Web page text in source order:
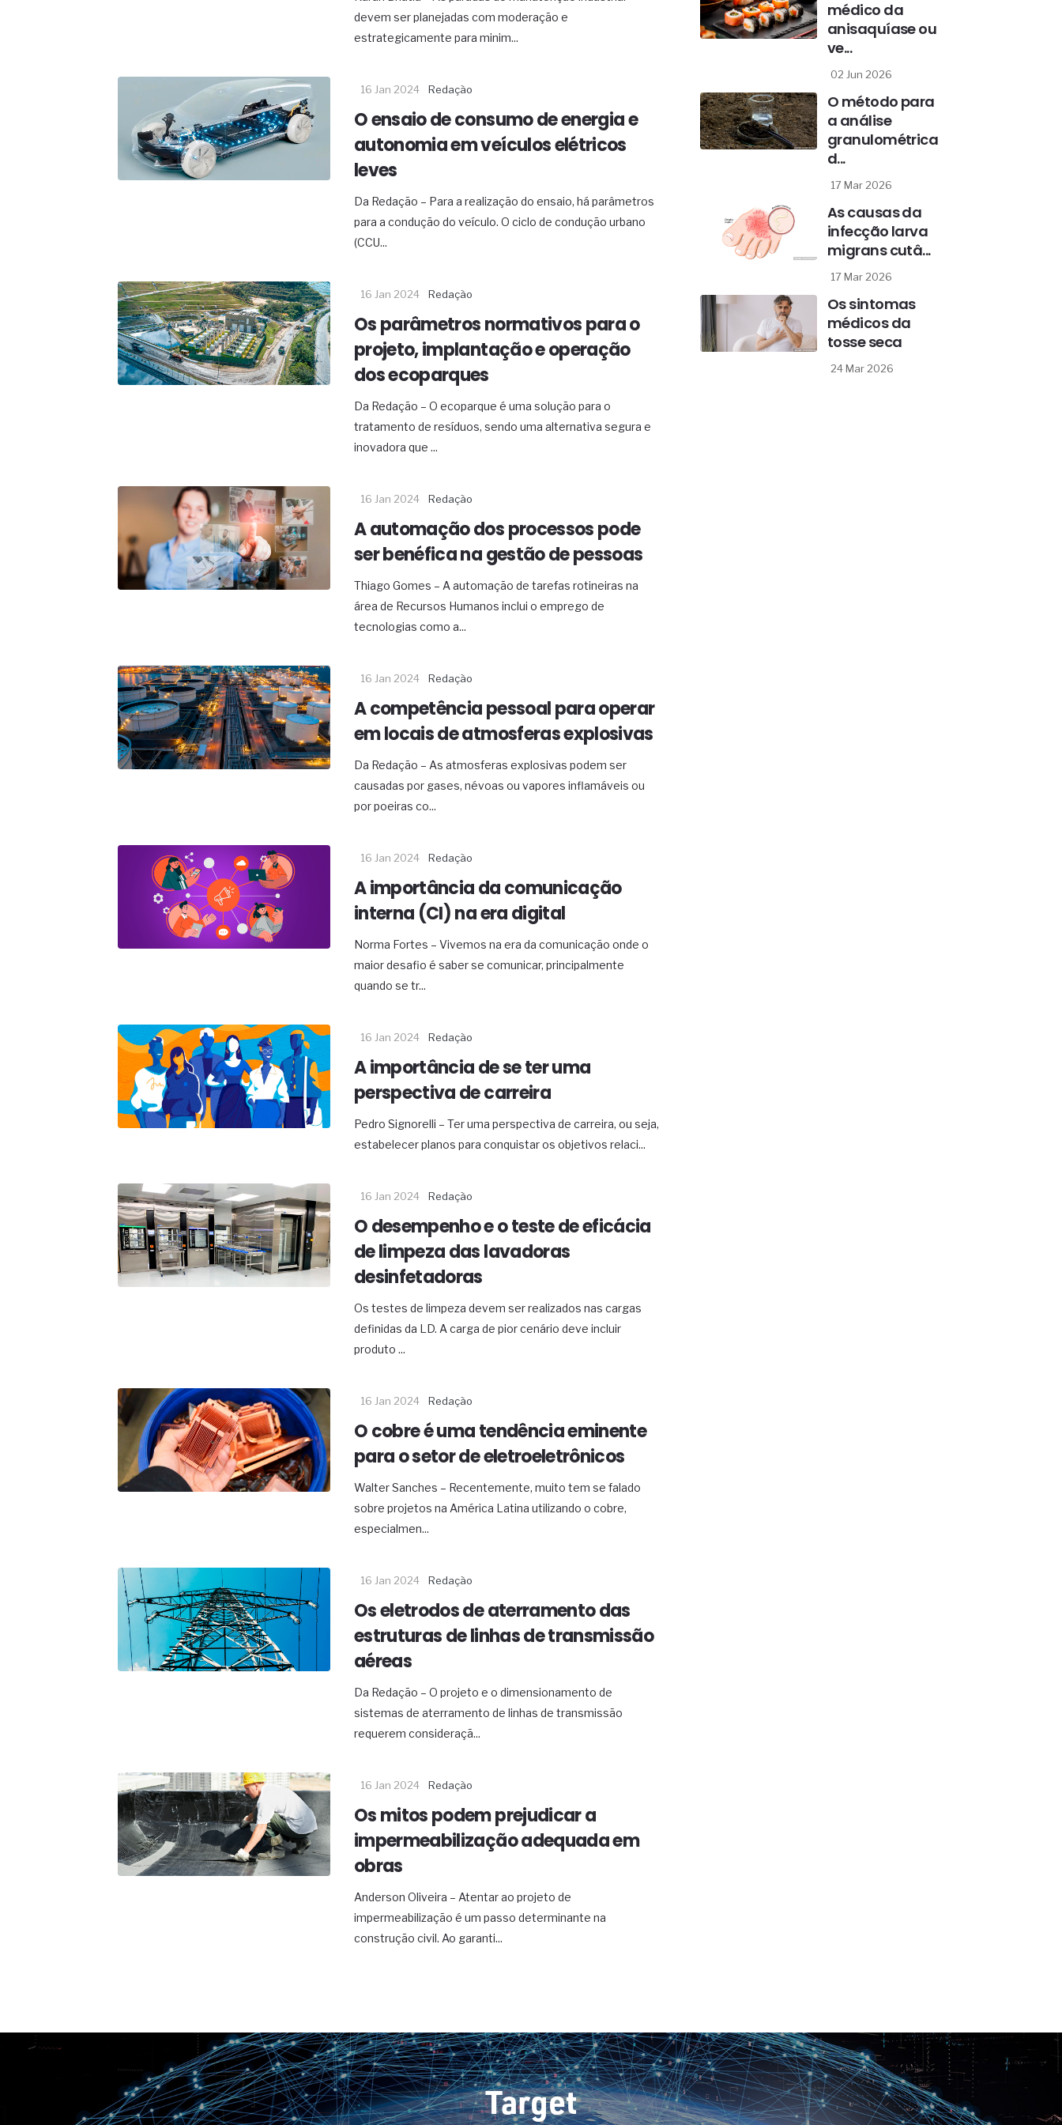
O desenvolvimento de indicadores nas atividades de
competitiva nas empresas
As variações dimensionais dos produtos de materiais
cimentícios com fibra de vidro
A próxima vantagem competitiva não está no modelo de IA
A IA elevou a régua do comprador B2B e a venda complexa
ficou ainda mais humana
devem ser planejadas com moderação e
estrategicamente para minim...
16 Jan 2024 Redação
O ensaio de consumo de energia e
autonomia em veículos elétricos
leves
Da Redação – Para a realização do ensaio, há parâmetros
para a condução do veículo. O ciclo de condução urbano
(CCU...
16 Jan 2024 Redação
Os parâmetros normativos para o
projeto, implantação e operação
dos ecoparques
Da Redação – O ecoparque é uma solução para o
tratamento de resíduos, sendo uma alternativa segura e
inovadora que ...
16 Jan 2024 Redação
A automação dos processos pode
ser benéfica na gestão de pessoas
Thiago Gomes – A automação de tarefas rotineiras na
área de Recursos Humanos inclui o emprego de
tecnologias como a...
16 Jan 2024 Redação
A competência pessoal para operar
em locais de atmosferas explosivas
Da Redação – As atmosferas explosivas podem ser
causadas por gases, névoas ou vapores inflamáveis ou
por poeiras co...
16 Jan 2024 Redação
A importância da comunicação
interna (CI) na era digital
Norma Fortes – Vivemos na era da comunicação onde o
maior desafio é saber se comunicar, principalmente
quando se tr...
16 Jan 2024 Redação
A importância de se ter uma
perspectiva de carreira
Pedro Signorelli – Ter uma perspectiva de carreira, ou seja,
estabelecer planos para conquistar os objetivos relaci...
16 Jan 2024 Redação
O desempenho e o teste de eficácia
de limpeza das lavadoras
desinfetadoras
Os testes de limpeza devem ser realizados nas cargas
definidas da LD. A carga de pior cenário deve incluir
produto ...
16 Jan 2024 Redação
O cobre é uma tendência eminente
para o setor de eletroeletrônicos
Walter Sanches – Recentemente, muito tem se falado
sobre projetos na América Latina utilizando o cobre,
especialmen...
16 Jan 2024 Redação
Os eletrodos de aterramento das
estruturas de linhas de transmissão
aéreas
Da Redação – O projeto e o dimensionamento de
sistemas de aterramento de linhas de transmissão
requerem consideraçã...
16 Jan 2024 Redação
Os mitos podem prejudicar a
impermeabilização adequada em
obras
Anderson Oliveira – Atentar ao projeto de
impermeabilização é um passo determinante na
construção civil. Ao garanti...
médico da
anisaquíase ou
ve...
02 Jun 2026
O método para
a análise
granulométrica
d...
17 Mar 2026
As causas da
infecção larva
migrans cutâ...
17 Mar 2026
Os sintomas
médicos da
tosse seca
24 Mar 2026
Target